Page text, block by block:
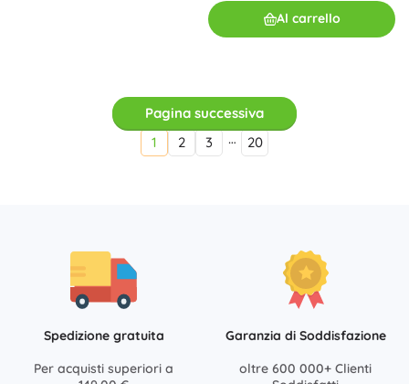
Al carrello
Pagina successiva
1
2 3 … 20
Spedizione gratuita
Per acquisti superiori a
Garanzia di Soddisfazione
oltre 600 000+ Clienti